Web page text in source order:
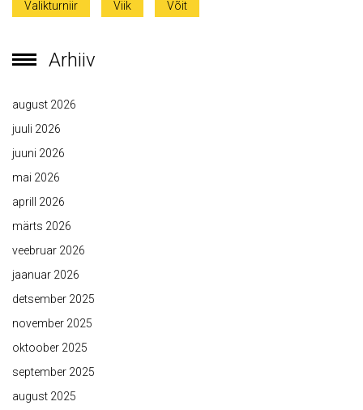
Valikturniir Viik Võit
Arhiiv
august 2026
juuli 2026
juuni 2026
mai 2026
aprill 2026
märts 2026
veebruar 2026
jaanuar 2026
detsember 2025
november 2025
oktoober 2025
september 2025
august 2025